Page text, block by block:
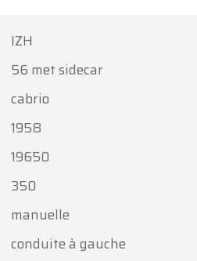
IZH
56 met sidecar
cabrio
1958
19650
350
manuelle
conduite à gauche
Oldtimerfarm
vendredi 14 août
,
Le lundi 17 août